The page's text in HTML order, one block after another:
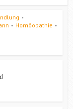
•
• Homöopathie •